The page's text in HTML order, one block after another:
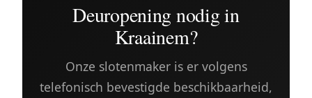
Deuropening nodig in
Kraainem?
Onze slotenmaker is er volgens
telefonisch bevestigde beschikbaarheid,